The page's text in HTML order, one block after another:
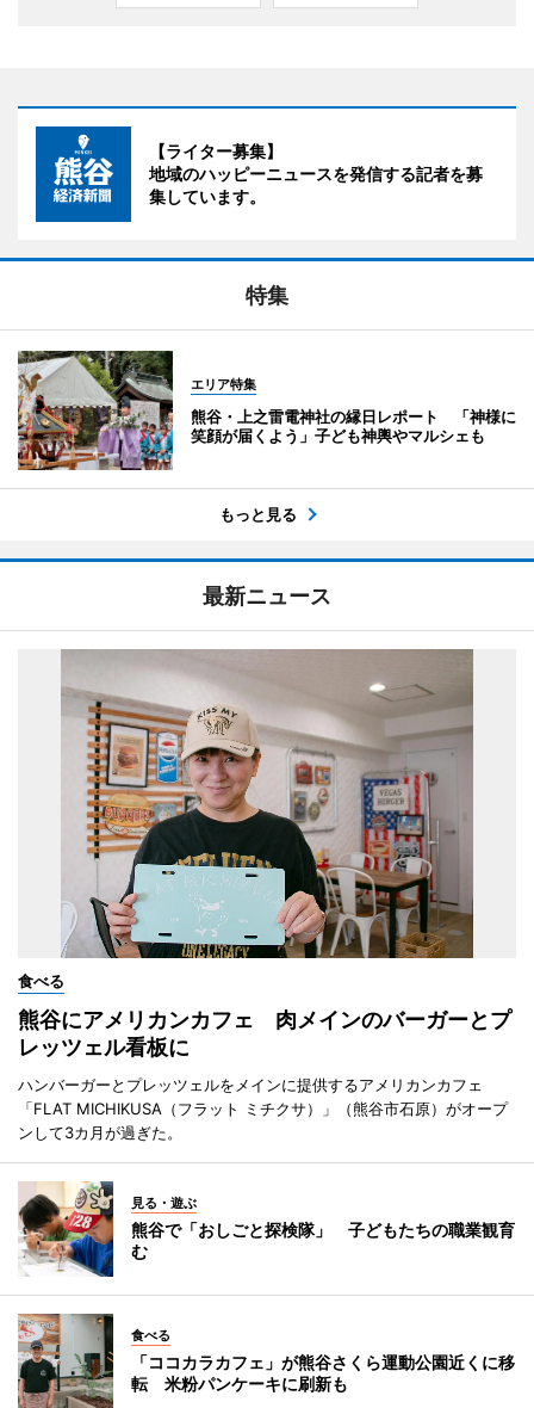
【ライター募集】
地域のハッピーニュースを発信する記者を募
集しています。
特集
エリア特集
熊谷・上之雷電神社の縁日レポート 「神様に
笑顔が届くよう」子ども神輿やマルシェも
もっと見る
最新ニュース
食べる
熊谷にアメリカンカフェ 肉メインのバーガーとプ
レッツェル看板に
ハンバーガーとプレッツェルをメインに提供するアメリカンカフェ
「FLAT MICHIKUSA（フラット ミチクサ）」（熊谷市石原）がオープ
ンして3カ月が過ぎた。
見る・遊ぶ
熊谷で「おしごと探検隊」 子どもたちの職業観育
む
食べる
「ココカラカフェ」が熊谷さくら運動公園近くに移
転 米粉パンケーキに刷新も